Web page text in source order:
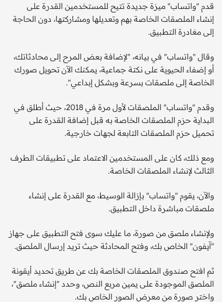
قدم "واتساب" ميزة جديدة تتيح للمستخدمين القدرة على
إنشاء الملصقات الخاصة بهم وتعديلها ومشاركتها، دون الحاجة
إلى مغادرة التطبيق.
وقال "واتساب" في بيانه، "لإضافة بعض المرح إلى محادثاتك،
أو إضفاء الحيوية على نكتة جماعية، يمكنك الآن تحويل صورك
الخاصة إلى ملصقات بسرعة وبشكل إبداعي".
وقدم "واتساب" الملصقات لأول مرة في 2018، حيث أطلق في
البداية حزم الملصقات الخاصة به قبل إضافة القدرة على
تحميل حزم الملصقات التابعة لجهات خارجية.
ومع ذلك، كان على المستخدمين الاعتماد على تطبيقات الطرف
الثالث لإنشاء الملصقات الخاصة.
والآن، يقوم "واتساب" بإزالة الوسيط، مع القدرة على إنشاء
ملصقات مباشرة داخل التطبيق.
ولإنشاء ملصق من صورة، ما عليك سوى فتح التطبيق على جهاز
"آيفون" الخاص بك، وفتح المحادثة حيث تريد إرسال الملصق.
ثم افتح صندوق الملصقات الخاصة بك عن طريق تحديد أيقونة
الملصق الموجودة على يمين مربع النص، وحدد "إنشاء ملصق"،
واختر صورة من معرض الصور الخاص بك.